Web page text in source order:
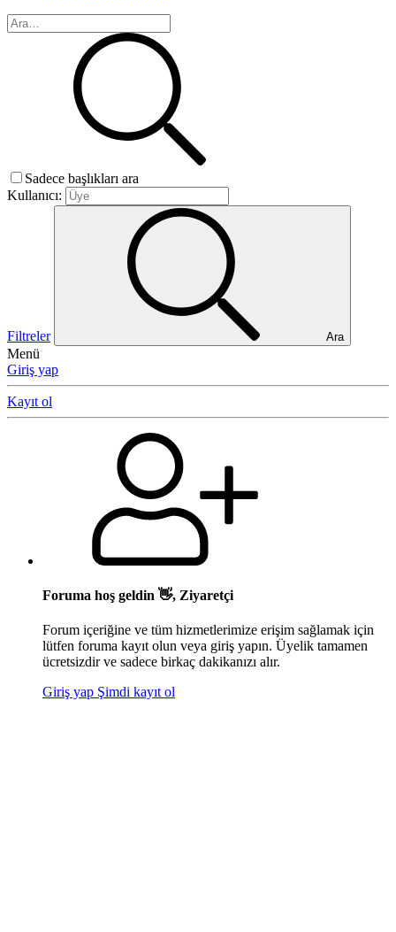
Sadece başlıkları ara
Kullanıcı:
Filtreler Ara
Menü
Giriş yap
Kayıt ol
Foruma hoş geldin 👋, Ziyaretçi
Forum içeriğine ve tüm hizmetlerimize erişim sağlamak için
lütfen foruma kayıt olun veya giriş yapın. Üyelik tamamen
ücretsizdir ve sadece birkaç dakikanızı alır.
Giriş yap Şimdi kayıt ol